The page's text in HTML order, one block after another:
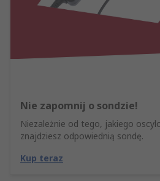
Nie zapomnij o sondzie!
Niezależnie od tego, jakiego
znajdziesz odpowiednią sondę.
Kup teraz